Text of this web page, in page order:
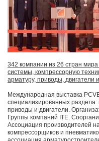
342 компании из 26 стран
системы, компрессорную
арматуру, приводы, двигатели
Международная выставка
специализированных
приводы и двигатели.
Группы компаний ITE.
Ассоциация производителей
компрессорщиков и